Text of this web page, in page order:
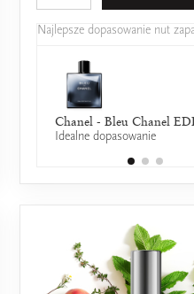
Lancôme - La vie est belle
25% wspólnych nut zapachowych
Najlepsze dopasowanie nut
Chanel - Bleu Chanel
Idealne dopasowanie